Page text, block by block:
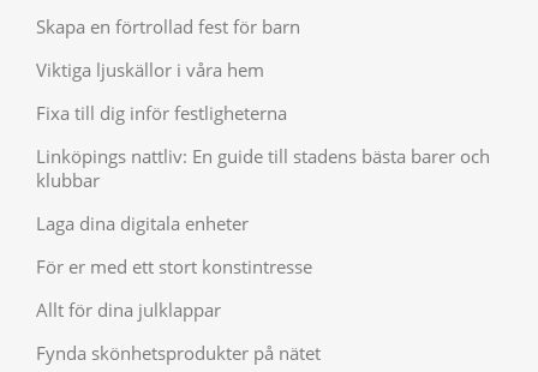
Skapa en förtrollad fest för barn
Viktiga ljuskällor i våra hem
Fixa till dig inför festligheterna
Linköpings nattliv: En guide till stadens bästa barer och
klubbar
Laga dina digitala enheter
För er med ett stort konstintresse
Allt för dina julklappar
Fynda skönhetsprodukter på nätet